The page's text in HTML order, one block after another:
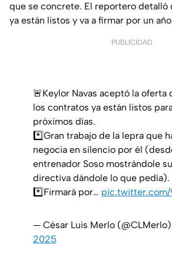
que se concrete. El reportero detalló
ya están listos y va a firmar por un
PUBLICIDAD
🚨Keylor Navas aceptó la oferta
los contratos ya están listos
próximos días.
*️⃣Gran trabajo de la lepra que
negocia en silencio por él
entrenador Soso mostrándole
directiva dándole lo que pedía).
*️⃣Firmará por… pic.twitter.com/
— César Luis Merlo (@CLMerlo)
2025